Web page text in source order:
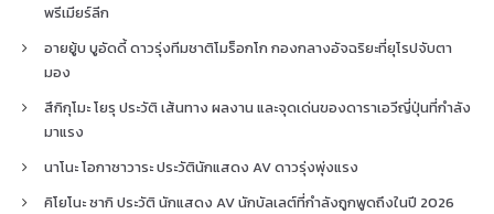
พรีเมียร์ลีก
อายยู้บ บูอัดดี้ ดาวรุ่งทีมชาติโมร็อกโก กองกลางอัจฉริยะที่ยุโรปจับตา
มอง
สึกิกุโมะ โยรุ ประวัติ เส้นทาง ผลงาน และจุดเด่นของดาราเอวีญี่ปุ่นที่กำลัง
มาแรง
นาโนะ โอกาซาวาระ ประวัตินักแสดง AV ดาวรุ่งพุ่งแรง
คิโยโนะ ซากิ ประวัติ นักแสดง AV นักบัลเลต์ที่กำลังถูกพูดถึงในปี 2026